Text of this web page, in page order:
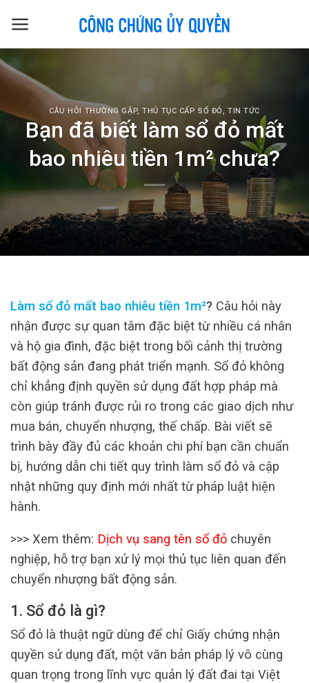
CÂU HỎI THƯỜNG GẶP,THỦ TỤC CẤP SỔ ĐỎ, TIN TỨC
Bạn đã biết làm sổ đỏ mất
bao nhiêu tiền 1m² chưa?
Làm sổ đỏ mất bao nhiêu tiền 1m²? Câu hỏi này
nhận được sự quan tâm đặc biệt từ nhiều cá nhân
và hộ gia đình, đặc biệt trong bối cảnh thị trường
bất động sản đang phát triển mạnh. Sổ đỏ không
chỉ khẳng định quyền sử dụng đất hợp pháp mà
còn giúp tránh được rủi ro trong các giao dịch như
mua bán, chuyển nhượng, thế chấp. Bài viết sẽ
trình bày đầy đủ các khoản chi phí bạn cần chuẩn
bị, hướng dẫn chi tiết quy trình làm sổ đỏ và cập
nhật những quy định mới nhất từ pháp luật hiện
hành.
>>> Xem thêm: Dịch vụ sang tên sổ đỏ chuyên
nghiệp, hỗ trợ bạn xử lý mọi thủ tục liên quan đến
chuyển nhượng bất động sản.
1. Sổ đỏ là gì?
Sổ đỏ là thuật ngữ dùng để chỉ Giấy chứng nhận
quyền sử dụng đất, một văn bản pháp lý vô cùng
quan trọng trong lĩnh vực quản lý đất đai tại Việt